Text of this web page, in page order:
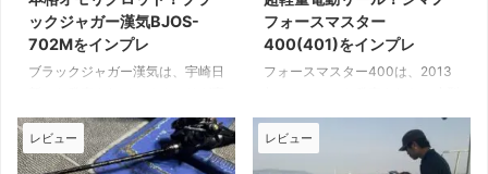
EXイカメタルの使用感をお届け
していきます。 ダイワ製イカメ
タルロッドの最高峰 エメラルダ
スEXイカメタルは、2022年5月
ロッドのフラッグシップモデルで
す。 最上位機種ら ...
スピードメタルSは、高感度で好
評だったスピードメタルRの下位
機種です。 スピードメタルRで培
った高感度設計を踏襲し、誘って
ルが楽しめます。 ...
ックジャガー漢気BJOS-
702Mをインプレ
ブラックジャガー漢気は、宇崎日
用ロッドです。 30号以上のオモ
リがバンバンシャクれるバットパ
ワーを備え、大剣と不安なくやり
フォースマスター
400(401)をインプレ
フォースマスター400は、2013
軽量の電動リールです。 持ち重
りが少なく、操作性がに優れてお
り、船の小物釣り全般で大活躍し
レビュー レビュー